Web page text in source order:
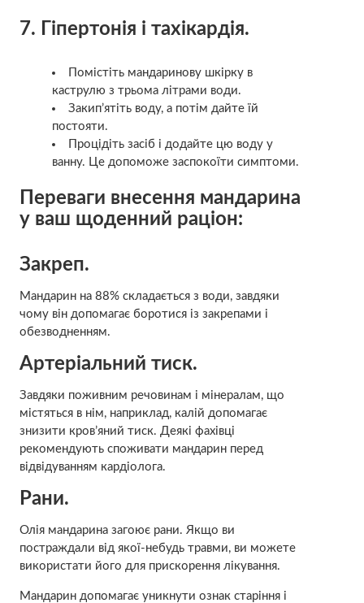
7. Гіпертонія і тахікардія.
Помістіть мандаринову шкірку в
каструлю з трьома літрами води.
Закип’ятіть воду, а потім дайте їй
постояти.
Процідіть засіб і додайте цю воду у
ванну. Це допоможе заспокоїти симптоми.
Переваги внесення мандарина
у ваш щоденний раціон:
Закреп.
Мандарин на 88% складається з води, завдяки
чому він допомагає боротися із закрепами і
обезводненням.
Артеріальний тиск.
Завдяки поживним речовинам і мінералам, що
містяться в нім, наприклад, калій допомагає
знизити кров’яний тиск. Деякі фахівці
рекомендують споживати мандарин перед
відвідуванням кардіолога.
Рани.
Олія мандарина загоює рани. Якщо ви
постраждали від якої-небудь травми, ви можете
використати його для прискорення лікування.
Мандарин допомагає уникнути ознак старіння і